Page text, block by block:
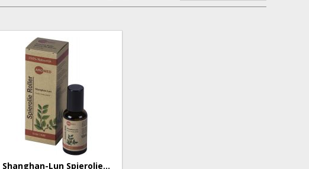
Shanghan-Lun Spierolie...